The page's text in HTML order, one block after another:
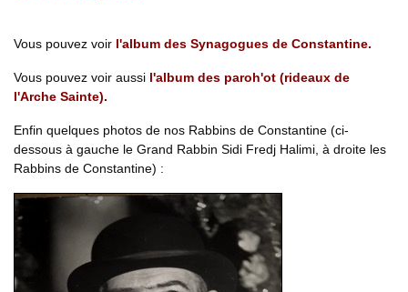
Vous pouvez voir l'album des Synagogues de Constantine.
Vous pouvez voir aussi l'album des paroh'ot (rideaux de
l'Arche Sainte).
Enfin quelques photos de nos Rabbins de Constantine (ci-
dessous à gauche le Grand Rabbin Sidi Fredj Halimi, à droite les
Rabbins de Constantine) :